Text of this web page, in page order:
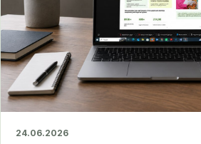
24.06.2026